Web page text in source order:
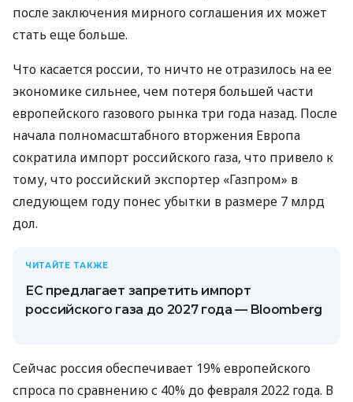
после заключения мирного соглашения их может
стать еще больше.
Что касается россии, то ничто не отразилось на ее
экономике сильнее, чем потеря большей части
европейского газового рынка три года назад. После
начала полномасштабного вторжения Европа
сократила импорт российского газа, что привело к
тому, что российский экспортер «Газпром» в
следующем году понес убытки в размере 7 млрд
дол.
ЧИТАЙТЕ ТАКЖЕ
ЕС предлагает запретить импорт
российского газа до 2027 года — Bloomberg
Сейчас россия обеспечивает 19% европейского
спроса по сравнению с 40% до февраля 2022 года. В